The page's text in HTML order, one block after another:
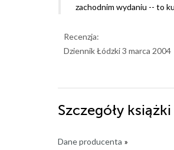
zachodnim wydaniu -- to
Recenzja:
Dziennik Łódzki 3 marca 2004
Szczegóły książki
Dane producenta »